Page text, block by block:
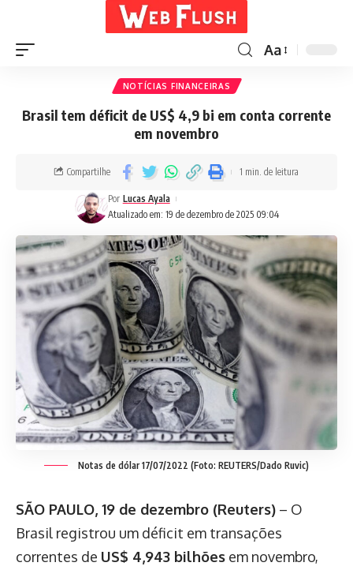
Aa
NOTÍCIAS FINANCEIRAS
Brasil tem déficit de US$ 4,9 bi em conta corrente
em novembro
Atualizado em: 19 de dezembro de 2025 09:04
Por Lucas Ayala
Compartilhe 1 min. de leitura
Notas de dólar 17/07/2022 (Foto: REUTERS/Dado Ruvic)
SÃO PAULO, 19 de dezembro (Reuters) – O
Brasil registrou um déficit em transações
correntes de US$ 4,943 bilhões em novembro,